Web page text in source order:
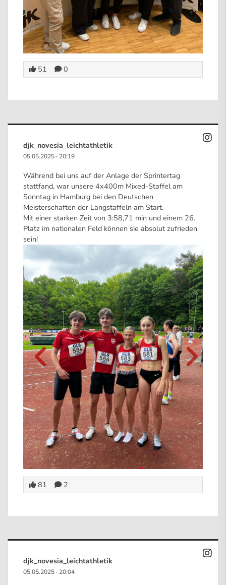
51 0
djk_novesia_leichtathletik
05.05.2025· 20:19
Während bei uns auf der Anlage der Sprintertag
stattfand, war unsere 4x400m Mixed-Staffel am
Sonntag in Hamburg bei den Deutschen
Meisterschaften der Langstaffeln am Start.
Mit einer starken Zeit von 3:58,71 min und einem 26.
Platz im nationalen Feld können sie absolut zufrieden
sein!
81 2
djk_novesia_leichtathletik
05.05.2025· 20:04